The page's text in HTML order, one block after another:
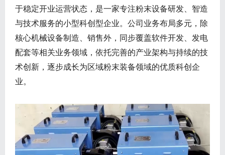
于稳定开业运营状态，是一家专注粉末设备研发、智造
与技术服务的小型科创型企业。公司业务布局多元，除
核心机械设备制造、销售外，同步覆盖软件开发、发电
配套等相关业务领域，依托完善的产业架构与持续的技
术创新，逐步成长为区域粉末装备领域的优质科创企
业。